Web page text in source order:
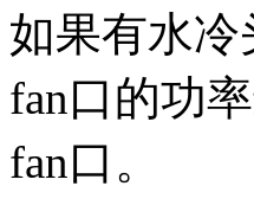
如果有水冷
fan口的功
fan口。